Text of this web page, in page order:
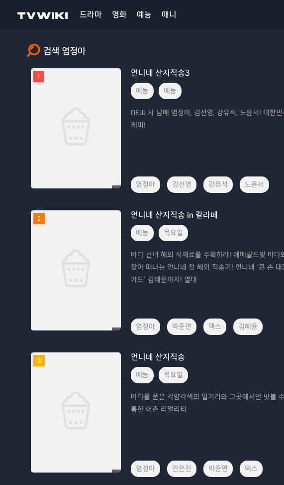
드라마 영화 예능 애니
검색 염정아
1 언니네 산지직송3
예능 예능
NEW 사 남매 염정아, 김선영, 강유석, 노윤서! 대한
케미!
염정아 김선영 강유석 노윤서
2 언니네 산지직송 in 칼라페
예능 목요일
바다 건너 해외 식재료를 수확하라! 에메랄드빛 바
찾아 떠나는 언니네 첫 해외 직송기! 언니네 ‘큰 손 대
카드’ 김혜윤까지! 열대
염정아 박준면 덱스 김혜윤
3 언니네 산지직송
예능 목요일
바다를 품은 각양각색의 일거리와 그곳에서만 맛볼
름한 어촌 리얼리티
염정아 안은진 박준면 덱스